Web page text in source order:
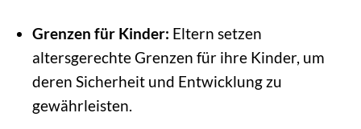
Grenzen für Kinder: Eltern setzen
altersgerechte Grenzen für ihre Kinder, um
deren Sicherheit und Entwicklung zu
gewährleisten.